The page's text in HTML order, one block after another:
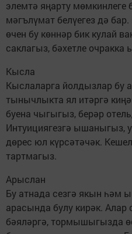
элемтә яңарту
мәгълүмат белүегез дә
өчен бу көннәр бик кулай
саклагыз, бәхетле
Кысла
Кыслаларга йолдызлар бу
тынычлыкта ял итәргә
буена чыгыгыз, берәр
Интуициягезгә ышаныгыз,
дөрес юл күрсәтәчәк.
тартмагыз.
Арыслан
Бу атнада сезгә якын
арасында булу кирәк. Алар
бәяләргә, тормышыгызда